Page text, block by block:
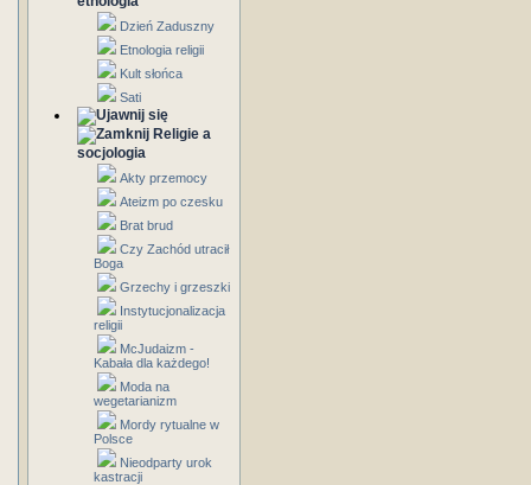
Dzień Zaduszny
Etnologia religii
Kult słońca
Sati
Religie a
socjologia
Akty przemocy
Ateizm po czesku
Brat brud
Czy Zachód utracił
Boga
Grzechy i grzeszki
Instytucjonalizacja
religii
McJudaizm -
Kabała dla każdego!
Moda na
wegetarianizm
Mordy rytualne w
Polsce
Nieodparty urok
kastracji